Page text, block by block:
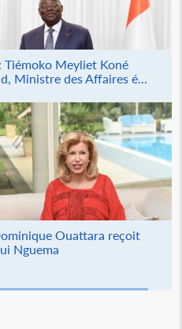
Tiémoko Meyliet Koné
Ministre des Affaires é...
Ouattara reçoit
Nguema